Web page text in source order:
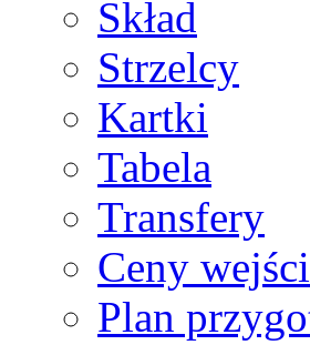
Skład
Strzelcy
Kartki
Tabela
Transfery
Ceny
Plan